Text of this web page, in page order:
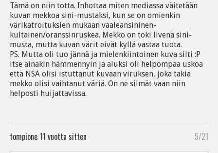
Tämä on niin totta. Inhottaa miten mediassa väitetään
kuvan mekkoa sini-mustaksi, kun se on omienkin
värikatroituksien mukaan vaaleansininen-
kultainen/oranssinruskea. Mekko on toki livenä sini-
musta, mutta kuvan värit eivät kyllä vastaa tuota.
PS. Mutta oli tuo jännä ja mielenkiintoinen kuva silti :P
itse ainakin hämmennyin ja aluksi oli helpompaa uskoa
että NSA olisi istuttanut kuvaan viruksen, joka takia
mekko olisi vaihtanut väriä. On ne silmät vaan niin
helposti huijattavissa.
tompione 11 vuotta sitten 5/21